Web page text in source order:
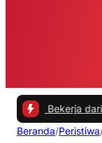
dari Rumah|
Beranda/Peristiwa